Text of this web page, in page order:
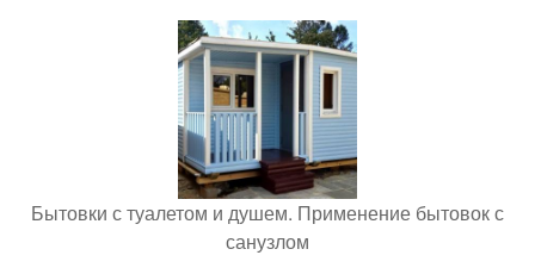
Бытовки с туалетом и душем. Применение бытовок с
санузлом